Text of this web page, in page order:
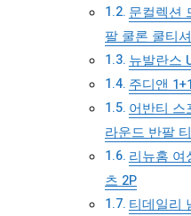
문컬렉션
팔 쿨론 쿨티
뉴발란스
주디앤
어반티 스
라운드 반팔
리뉴홈 여
츠 2P
티데일리